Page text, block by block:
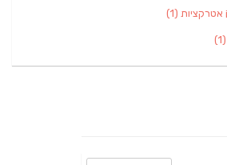
אטרקציות (1)
(1)